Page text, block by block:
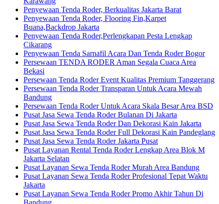
Penyewaan Tenda Roder, Berkualitas Jakarta Barat
Penyewaan Tenda Roder, Flooring Fin,Karpet
Buana,Backdrop Jakarta
Penyewaan Tenda Roder,Perlengkapan Pesta Lengkap
Cikarang
Penyewaan Tenda Sarnafil Acara Dan Tenda Roder Bogor
Persewaan TENDA RODER Aman Segala Cuaca Area
Bekasi
Persewaan Tenda Roder Event Kualitas Premium Tanggerang
Persewaan Tenda Roder Transparan Untuk Acara Mewah
Bandung
Persewaan Tenda Roder Untuk Acara Skala Besar Area BSD
Pusat Jasa Sewa Tenda Roder Bulanan Di Jakarta
Pusat Jasa Sewa Tenda Roder Dan Dekorasi Kain Jakarta
Pusat Jasa Sewa Tenda Roder Full Dekorasi Kain Pandeglang
Pusat Jasa Sewa Tenda Roder Jakarta Pusat
Pusat Layanan Rental Tenda Roder Lengkap Area Blok M
Jakarta Selatan
Pusat Layanan Sewa Tenda Roder Murah Area Bandung
Pusat Layanan Sewa Tenda Roder Profesional Tepat Waktu
Jakarta
Pusat Layanan Sewa Tenda Roder Promo Akhir Tahun Di
Bandung